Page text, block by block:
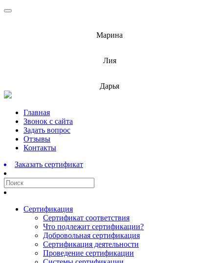
Марина
Лия
Дарья
Перейти
содержимому
Главная
Звонок с сайта
Задать вопрос
Отзывы
Контакты
Заказать сертификат
Сертификация
Сертификат соответствия
Что подлежит сертификации?
Добровольная сертификация
Сертификация деятельности
Проведение сертификации